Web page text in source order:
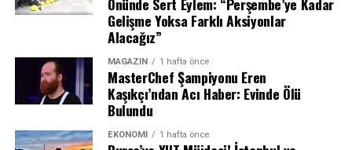
Futbolda Yeni Dönem: Çipli Top Nedir?
Çipli top, dış görünüşüyle standart bir futbol topundan
farksız olsa da merkezinde yüksek hassasiyetli bir sensör
Gelişme Yoksa Farklı Aksiyonlar
Alacağız”
MAGAZIN 1 hafta önce
MasterChef Şampiyonu Eren
Kaşıkçı’ndan Acı Haber: Evinde Ölü
Bulundu
EKONOMI 1 hafta önce